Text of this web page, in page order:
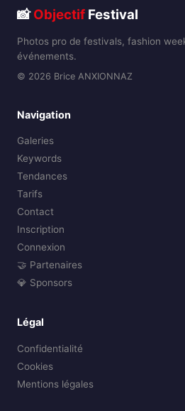
📸Objectif Festival
Photos pro de festivals, fashion
événements.
© 2026 Brice ANXIONNAZ
Navigation
Galeries
Keywords
Tendances
Tarifs
Contact
Inscription
Connexion
🤝 Partenaires
💎 Sponsors
Légal
Confidentialité
Cookies
Mentions légales